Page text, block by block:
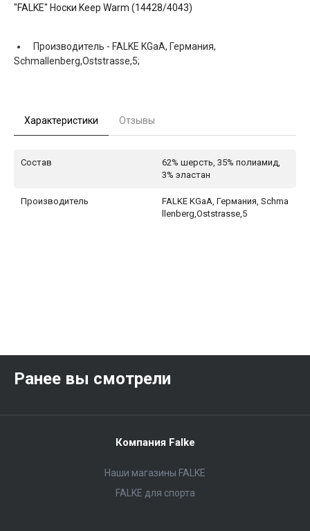
"FALKE" Носки Keep Warm (14428/4043)
Производитель - FALKE KGaA, Германия,
Schmallenberg,Oststrasse,5;
Характеристики Отзывы
Состав
62% шерсть, 35% полиамид,
3% эластан
Производитель
FALKE KGaA, Германия, Schma
llenberg,Oststrasse,5
Ранее вы смотрели
Компания Falke
Наши магазины FALKE
FALKE для спорта